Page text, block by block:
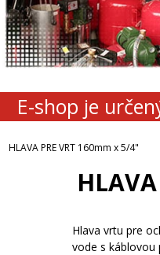
E-shop je
HLAVA PRE VRT 160mm x 5/4"
Hlava vrtu pre
vode s káblovou